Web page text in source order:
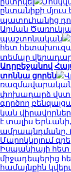
ընտանիքի
պատուհանից
Արման
պաշտոնական
հետ
տեմպը
Ադրբեջանով
տոննա ցորեն
ռազմավարական
փոխադարձ
գործող
կան վիրավորներ
է տալիս
ամրապնդմանը.
Մարոկկոյում
Իսպանիայի հետ
միջադեպերից
համայնքին